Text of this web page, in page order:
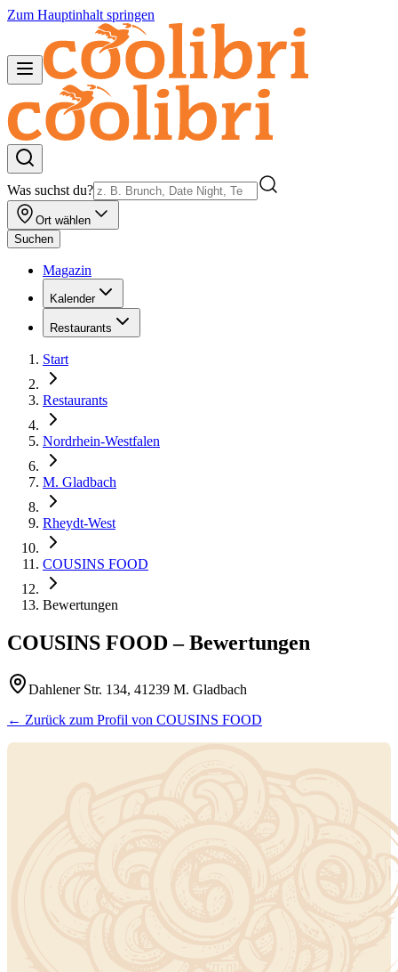
Zum Hauptinhalt springen
Was suchst du?
Ort wählen
Suchen
Magazin
Kalender
Restaurants
Start
Restaurants
Nordrhein-Westfalen
M. Gladbach
Rheydt-West
COUSINS FOOD
Bewertungen
COUSINS FOOD – Bewertungen
Dahlener Str. 134, 41239 M. Gladbach
← Zurück zum Profil von COUSINS FOOD